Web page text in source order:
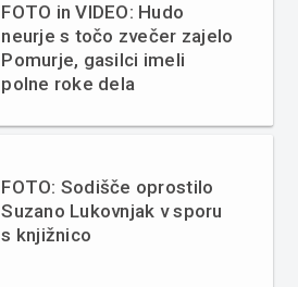
FOTO in VIDEO: Hudo
neurje s točo zvečer zajelo
Pomurje, gasilci imeli
polne roke dela
FOTO: Sodišče oprostilo
Suzano Lukovnjak v sporu
s knjižnico